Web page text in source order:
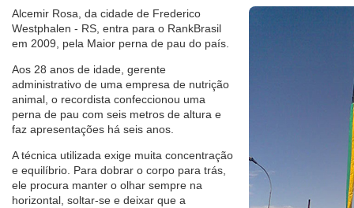
Alcemir Rosa, da cidade de Frederico
Westphalen - RS, entra para o RankBrasil
em 2009, pela Maior perna de pau do país.
Aos 28 anos de idade, gerente
administrativo de uma empresa de nutrição
animal, o recordista confeccionou uma
perna de pau com seis metros de altura e
faz apresentações há seis anos.
A técnica utilizada exige muita concentração
e equilíbrio. Para dobrar o corpo para trás,
ele procura manter o olhar sempre na
horizontal, soltar-se e deixar que a